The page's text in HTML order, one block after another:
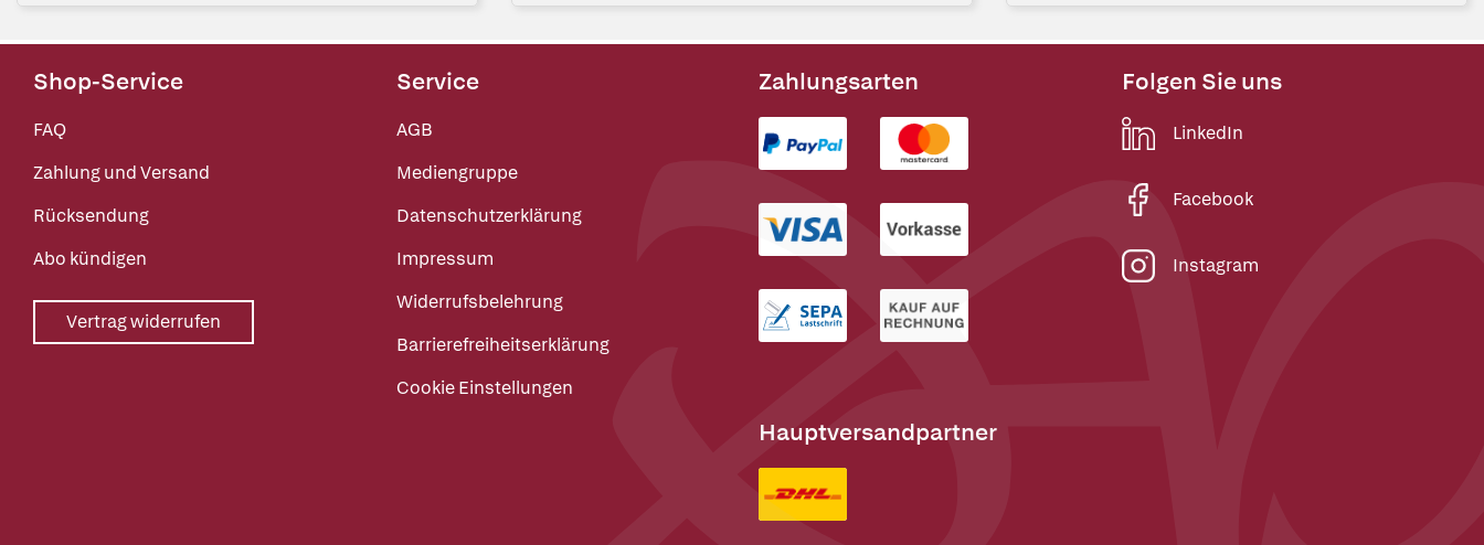
Shop-Service
FAQ
Zahlung und Versand
Rücksendung
Abo kündigen
Vertrag widerrufen
Service
AGB
Mediengruppe
Datenschutzerklärung
Impressum
Widerrufsbelehrung
Barrierefreiheitserklärung
Cookie Einstellungen
Zahlungsarten
Hauptversandpartner
Folgen Sie uns
LinkedIn
Facebook
Instagram